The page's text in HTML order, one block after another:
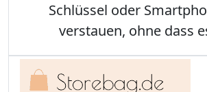
Schlüssel oder
verstauen, ohne dass